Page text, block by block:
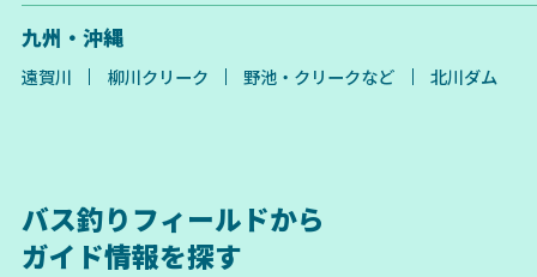
九州・沖縄
遠賀川 柳川クリーク 野池・クリークなど 北川ダム
バス釣りフィールドから
ガイド情報を探す